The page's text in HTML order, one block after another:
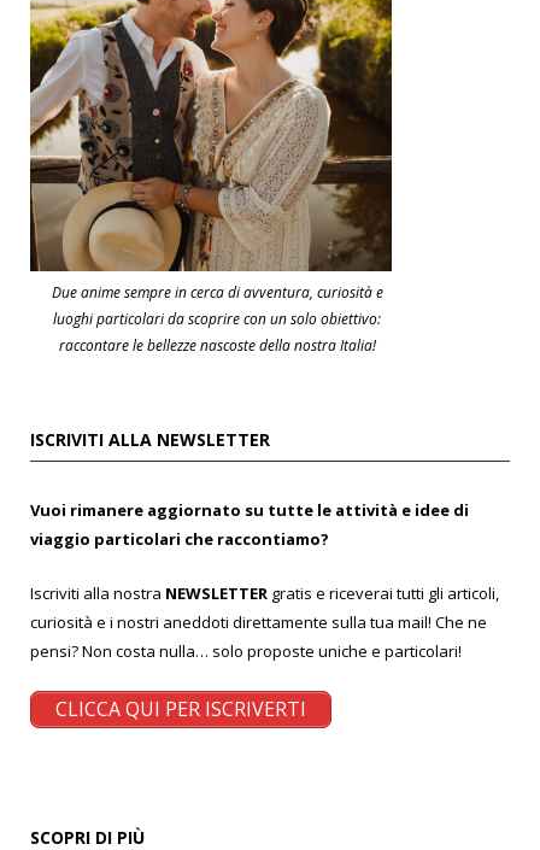
Due anime sempre in cerca di avventura, curiosità e
luoghi particolari da scoprire con un solo obiettivo:
raccontare le bellezze nascoste della nostra Italia!
ISCRIVITI ALLA NEWSLETTER
Vuoi rimanere aggiornato su tutte le attività e idee di
viaggio particolari che raccontiamo?
Iscriviti alla nostra NEWSLETTER gratis e riceverai tutti gli articoli,
curiosità e i nostri aneddoti direttamente sulla tua mail! Che ne
pensi? Non costa nulla… solo proposte uniche e particolari!
CLICCA QUI PER ISCRIVERTI
SCOPRI DI PIÙ